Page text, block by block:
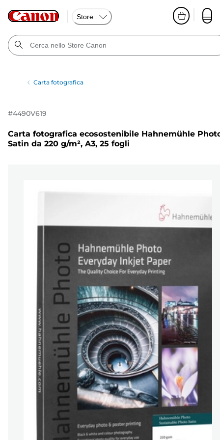
Store
Carta fotografica
#4490V619
Carta fotografica ecosostenibile Hahnemühle
Satin da 220 g/m², A3, 25 fogli